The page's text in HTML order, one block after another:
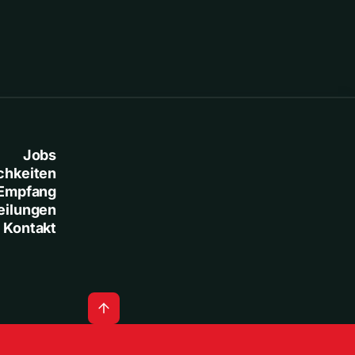
Jobs
Kontakt